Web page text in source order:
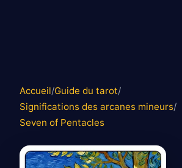
Accueil/Guide du tarot/
Significations des arcanes mineurs/
Seven of Pentacles